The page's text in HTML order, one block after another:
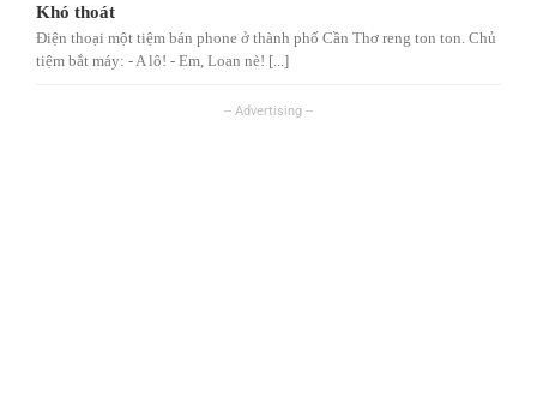
Khó thoát
Điện thoại một tiệm bán phone ở thành phố Cần Thơ reng ton ton. Chủ
tiệm bắt máy: - A lô! - Em, Loan nè! [...]